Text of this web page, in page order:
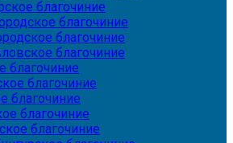
благочиние
благочиние
благочиние
благочиние
благочиние
благочиние
благочиние
благочиние
благочиние